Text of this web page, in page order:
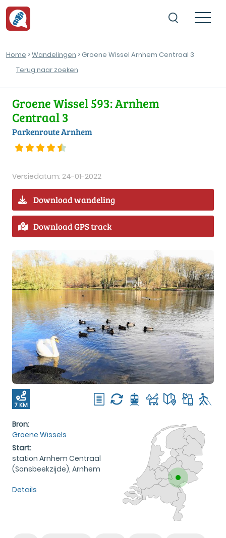
Home >Wandelingen > Groene Wissel Arnhem Centraal 3
Terug naar zoeken
Groene Wissel 593: Arnhem
Centraal 3
Parkenroute Arnhem
Versiedatum: 24-01-2022
Download wandeling
Download GPS track
7 KM
Bron:
Groene Wissels
Start:
station Arnhem Centraal
(Sonsbeekzijde), Arnhem
Details